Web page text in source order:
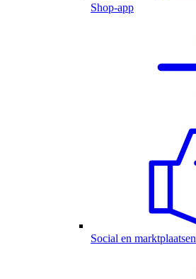
Shop-app
Social en marktplaatsen